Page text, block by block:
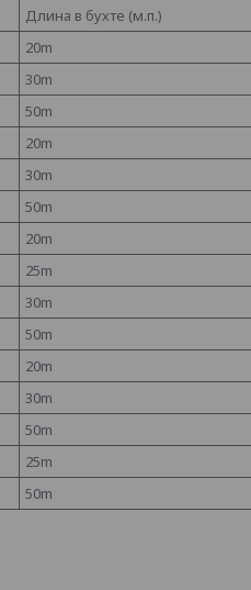
Длина в бухте (м.п.)
20m
30m
50m
20m
30m
50m
20m
25m
30m
50m
20m
30m
50m
25m
50m